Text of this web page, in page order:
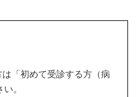
「初めて受診する方（病
。